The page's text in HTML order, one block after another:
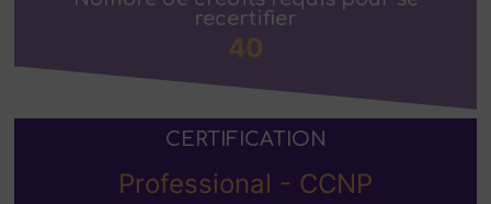
recertifier
40
CERTIFICATION
Professional - CCNP